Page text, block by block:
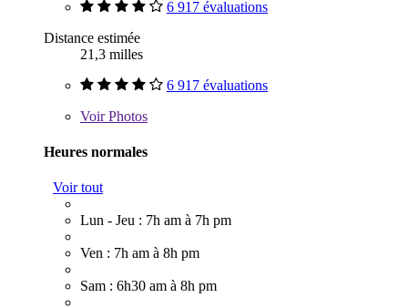
6 917 évaluations
Distance estimée
21,3 milles
6 917 évaluations
VoirPhotos
Heures normales
Voir tout
Lun - Jeu : 7h am à 7h pm
Ven : 7h am à 8h pm
Sam : 6h30 am à 8h pm